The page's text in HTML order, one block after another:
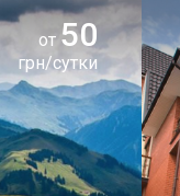
от 50
грн/сутки